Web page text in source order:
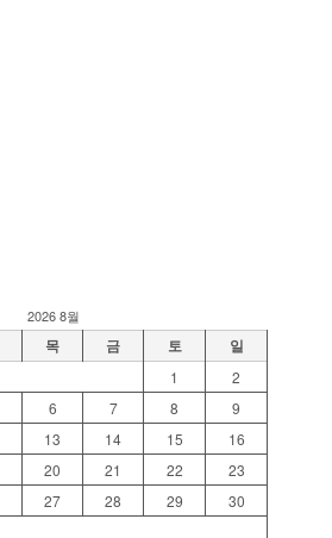
2026 8월
목 금 토 일
1
2
6 7 8
9
13 14 15
16
20 21 22
23
27 28 29
30